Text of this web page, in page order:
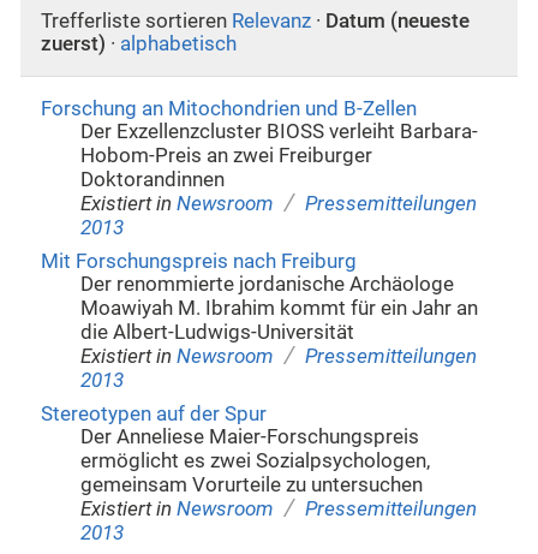
Trefferliste sortieren Relevanz · Datum (neueste
zuerst) · alphabetisch
Forschung an Mitochondrien und B-Zellen
Der Exzellenzcluster BIOSS verleiht Barbara-
Hobom-Preis an zwei Freiburger
Doktorandinnen
Existiert in Newsroom / Pressemitteilungen
2013
Mit Forschungspreis nach Freiburg
Der renommierte jordanische Archäologe
Moawiyah M. Ibrahim kommt für ein Jahr an
die Albert-Ludwigs-Universität
Existiert in Newsroom / Pressemitteilungen
2013
Stereotypen auf der Spur
Der Anneliese Maier-Forschungspreis
ermöglicht es zwei Sozialpsychologen,
gemeinsam Vorurteile zu untersuchen
Existiert in Newsroom / Pressemitteilungen
2013